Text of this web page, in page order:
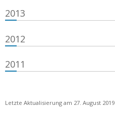
2013
2012
2011
Letzte Aktualisierung am 27. August 2019